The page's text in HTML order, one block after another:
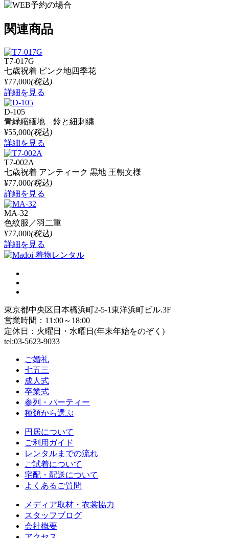
関連商品
T7-017G
七歳祝着 ピンク地四季花
¥77,000(税込)
詳細を見る
D-105
青緑縮緬地 鈴と紐刺繍
¥55,000(税込)
詳細を見る
T7-002A
七歳祝着 アンティーク 黒地 王朝文様
¥77,000(税込)
詳細を見る
MA-32
色紋服／羽二重
¥77,000(税込)
詳細を見る
東京都中央区日本橋浜町2-5-1東洋浜町ビル.3F
営業時間：11:00～18:00
定休日：火曜日・水曜日(年末年始をのぞく)
tel:03-5623-9033
ご婚礼
七五三
成人式
卒業式
参列・パーティー
種類から選ぶ
円居について
ご利用ガイド
レンタルまでの流れ
ご試着について
宅配・配送について
よくあるご質問
メディア取材・衣裳協力
スタッフブログ
会社概要